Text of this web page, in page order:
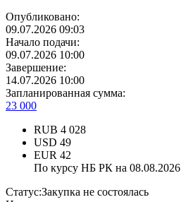
Опубликовано:
09.07.2026 09:03
Начало подачи:
09.07.2026 10:00
Завершение:
14.07.2026 10:00
Запланированная сумма:
23 000
RUB 4 028
USD 49
EUR 42
По курсу НБ РК на 08.08.2026
Статус:Закупка не состоялась